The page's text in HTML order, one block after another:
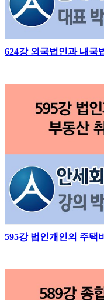
624강 외국법인과 내국
595강 법인개인의 주택